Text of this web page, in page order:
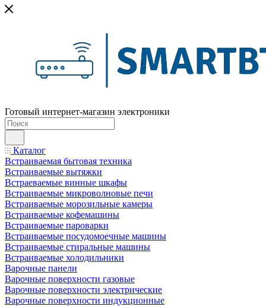
Готовый интернет-магазин электроники
Каталог
Встраиваемая бытовая техника
Встраиваемые вытяжки
Встраеваемые винные шкафы
Встраиваемые микроволновые печи
Встраиваемые морозильные камеры
Встраиваемые кофемашины
Встраиваемые пароварки
Встраиваемые посудомоечные машины
Встраиваемые стиральные машины
Встраиваемые холодильники
Варочные панели
Варочные поверхности газовые
Варочные поверхности электрические
Варочные поверхности индукционные